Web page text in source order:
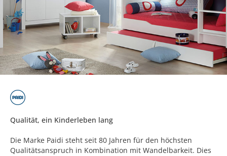
Qualität, ein Kinderleben lang
Die Marke Paidi steht seit 80 Jahren für den höchsten
Qualitätsanspruch in Kombination mit Wandelbarkeit. Dies